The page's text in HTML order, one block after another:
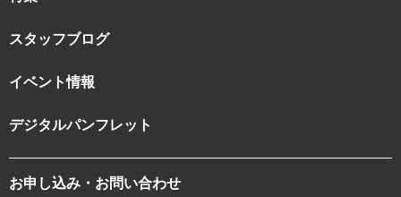
スタッフブログ
イベント情報
デジタルパンフレット
お申し込み・お問い合わせ